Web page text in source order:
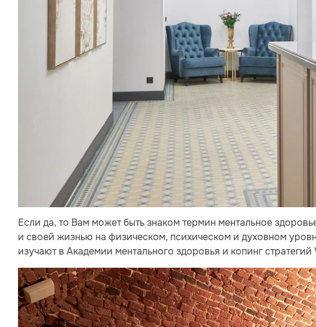
Если да, то Вам может быть знаком термин ментальное
и своей жизнью на физическом, психическом и духовном
изучают в Академии ментального здоровья и копинг стратегий